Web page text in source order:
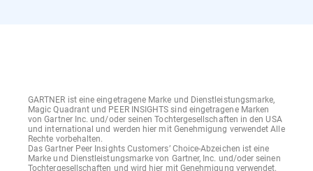
GARTNER ist eine eingetragene Marke und Dienstleistungsmarke,
Magic Quadrant und PEER INSIGHTS sind eingetragene Marken
von Gartner Inc. und/oder seinen Tochtergesellschaften in den USA
und international und werden hier mit Genehmigung verwendet Alle
Rechte vorbehalten.
Das Gartner Peer Insights Customers’ Choice-Abzeichen ist eine
Marke und Dienstleistungsmarke von Gartner, Inc. und/oder seinen
Tochtergesellschaften und wird hier mit Genehmigung verwendet.